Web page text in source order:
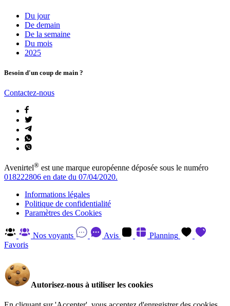
Du jour
De demain
De la semaine
Du mois
2025
Besoin d'un coup de main ?
Contactez-nous
Avenirtel® est une marque européenne déposée sous le numéro
018222806 en date du 07/04/2020.
Informations légales
Politique de confidentialité
Paramètres des Cookies
Nos voyants Avis
Planning
Favoris
Autorisez-nous à utiliser les cookies